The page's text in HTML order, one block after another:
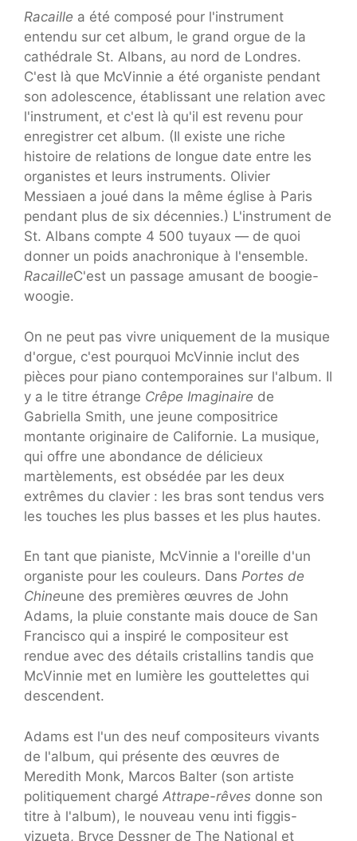
Racaille a été composé pour l'instrument
entendu sur cet album, le grand orgue de la
cathédrale St. Albans, au nord de Londres.
C'est là que McVinnie a été organiste pendant
son adolescence, établissant une relation avec
l'instrument, et c'est là qu'il est revenu pour
enregistrer cet album. (Il existe une riche
histoire de relations de longue date entre les
organistes et leurs instruments. Olivier
Messiaen a joué dans la même église à Paris
pendant plus de six décennies.) L'instrument de
St. Albans compte 4 500 tuyaux — de quoi
donner un poids anachronique à l'ensemble.
RacailleC'est un passage amusant de boogie-
woogie.
On ne peut pas vivre uniquement de la musique
d'orgue, c'est pourquoi McVinnie inclut des
pièces pour piano contemporaines sur l'album. Il
y a le titre étrange Crêpe Imaginaire de
Gabriella Smith, une jeune compositrice
montante originaire de Californie. La musique,
qui offre une abondance de délicieux
martèlements, est obsédée par les deux
extrêmes du clavier : les bras sont tendus vers
les touches les plus basses et les plus hautes.
En tant que pianiste, McVinnie a l'oreille d'un
organiste pour les couleurs. Dans Portes de
Chineune des premières œuvres de John
Adams, la pluie constante mais douce de San
Francisco qui a inspiré le compositeur est
rendue avec des détails cristallins tandis que
McVinnie met en lumière les gouttelettes qui
descendent.
Adams est l'un des neuf compositeurs vivants
de l'album, qui présente des œuvres de
Meredith Monk, Marcos Balter (son artiste
politiquement chargé Attrape-rêves donne son
titre à l'album), le nouveau venu inti figgis-
vizueta, Bryce Dessner de The National et